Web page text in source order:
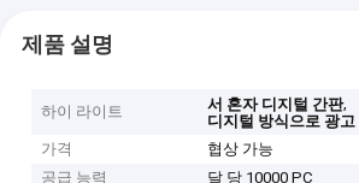
제품 설명
하이 라이트 서 혼자 디지털 간판,
디지털 방식으로 광고
가격
협상 가능
공급 능력
달 당 10000 PC